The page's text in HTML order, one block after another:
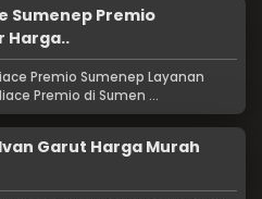
Sumenep Premio
Harga..
Premio Sumenep Layanan
Premio di Sumen ...
Garut Harga Murah